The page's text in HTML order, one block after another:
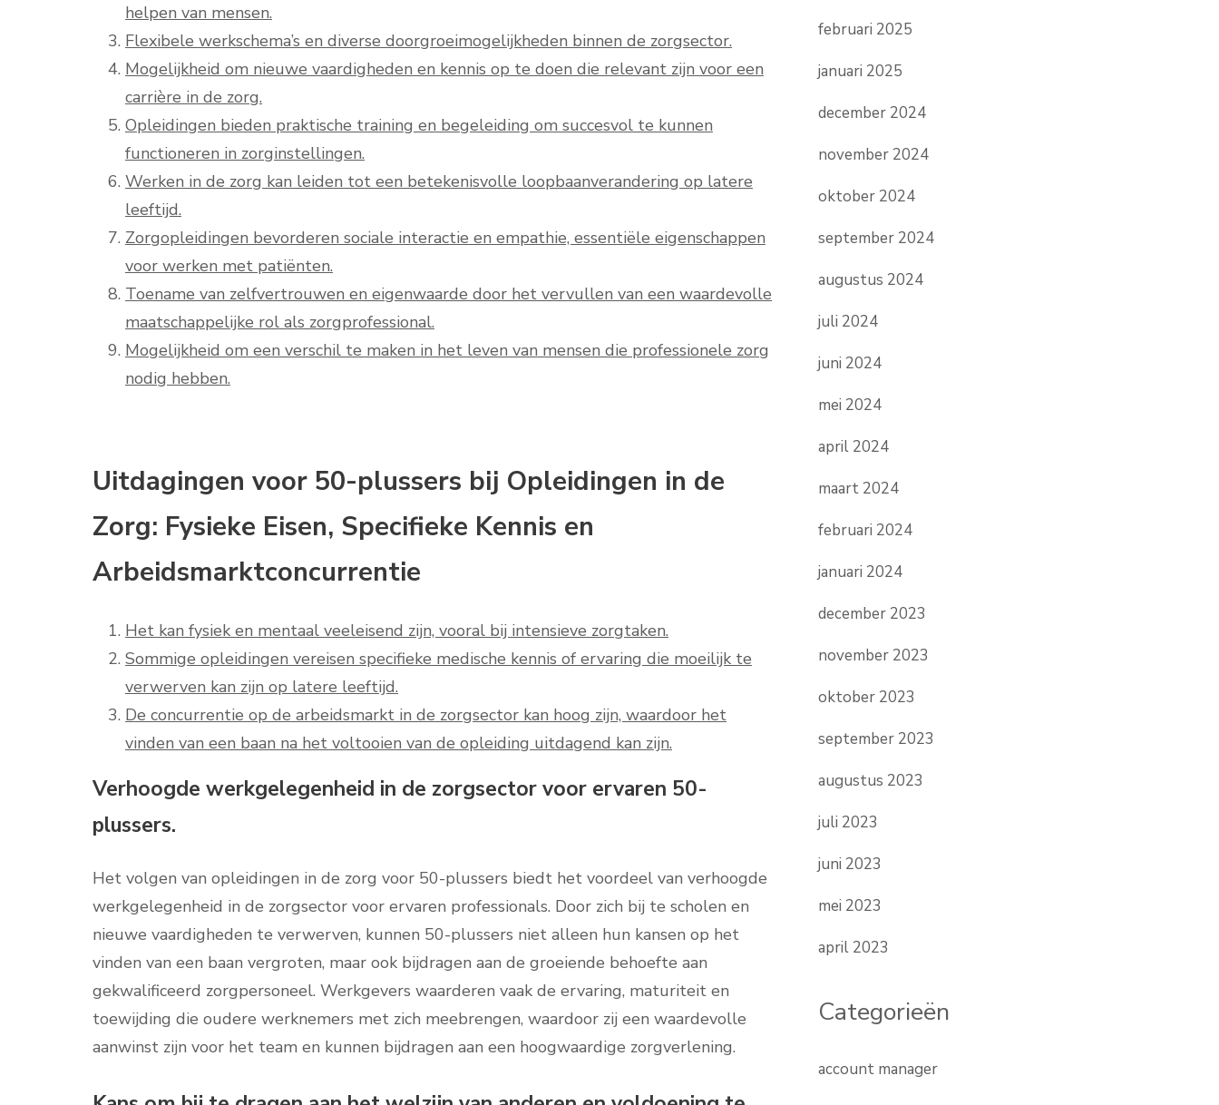
helpen van mensen.
Flexibele werkschema’s en diverse doorgroeimogelijkheden binnen de zorgsector.
Mogelijkheid om nieuwe vaardigheden en kennis op te doen die relevant zijn voor een
carrière in de zorg.
Opleidingen bieden praktische training en begeleiding om succesvol te kunnen
functioneren in zorginstellingen.
Werken in de zorg kan leiden tot een betekenisvolle loopbaanverandering op latere
leeftijd.
Zorgopleidingen bevorderen sociale interactie en empathie, essentiële eigenschappen
voor werken met patiënten.
Toename van zelfvertrouwen en eigenwaarde door het vervullen van een waardevolle
maatschappelijke rol als zorgprofessional.
Mogelijkheid om een verschil te maken in het leven van mensen die professionele zorg
nodig hebben.
Uitdagingen voor 50-plussers bij Opleidingen in de
Zorg: Fysieke Eisen, Specifieke Kennis en
Arbeidsmarktconcurrentie
Het kan fysiek en mentaal veeleisend zijn, vooral bij intensieve zorgtaken.
Sommige opleidingen vereisen specifieke medische kennis of ervaring die moeilijk te
verwerven kan zijn op latere leeftijd.
De concurrentie op de arbeidsmarkt in de zorgsector kan hoog zijn, waardoor het
vinden van een baan na het voltooien van de opleiding uitdagend kan zijn.
Verhoogde werkgelegenheid in de zorgsector voor ervaren 50-
plussers.
Het volgen van opleidingen in de zorg voor 50-plussers biedt het voordeel van verhoogde
werkgelegenheid in de zorgsector voor ervaren professionals. Door zich bij te scholen en
nieuwe vaardigheden te verwerven, kunnen 50-plussers niet alleen hun kansen op het
vinden van een baan vergroten, maar ook bijdragen aan de groeiende behoefte aan
gekwalificeerd zorgpersoneel. Werkgevers waarderen vaak de ervaring, maturiteit en
toewijding die oudere werknemers met zich meebrengen, waardoor zij een waardevolle
aanwinst zijn voor het team en kunnen bijdragen aan een hoogwaardige zorgverlening.
februari 2025
januari 2025
december 2024
november 2024
oktober 2024
september 2024
augustus 2024
juli 2024
juni 2024
mei 2024
april 2024
maart 2024
februari 2024
januari 2024
december 2023
november 2023
oktober 2023
september 2023
augustus 2023
juli 2023
juni 2023
mei 2023
april 2023
Categorieën
account manager